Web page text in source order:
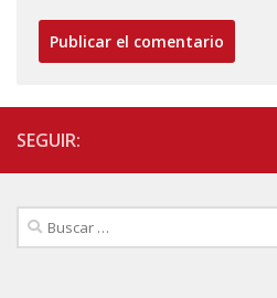
SEGUIR:
Buscar: